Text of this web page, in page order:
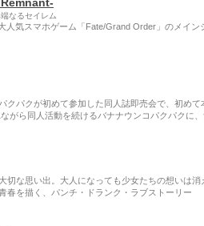
なるセイレム
人気スマホゲーム「Fate/Grand Order」のメイ
クパクが初めて参加した同人誌即売会で、初め
がら同人活動を続けるバナナウンコパクパクに
切な思い出。大人になっても少女たちの想いは
春を描く、パンチ・ドランク・ラブストーリー